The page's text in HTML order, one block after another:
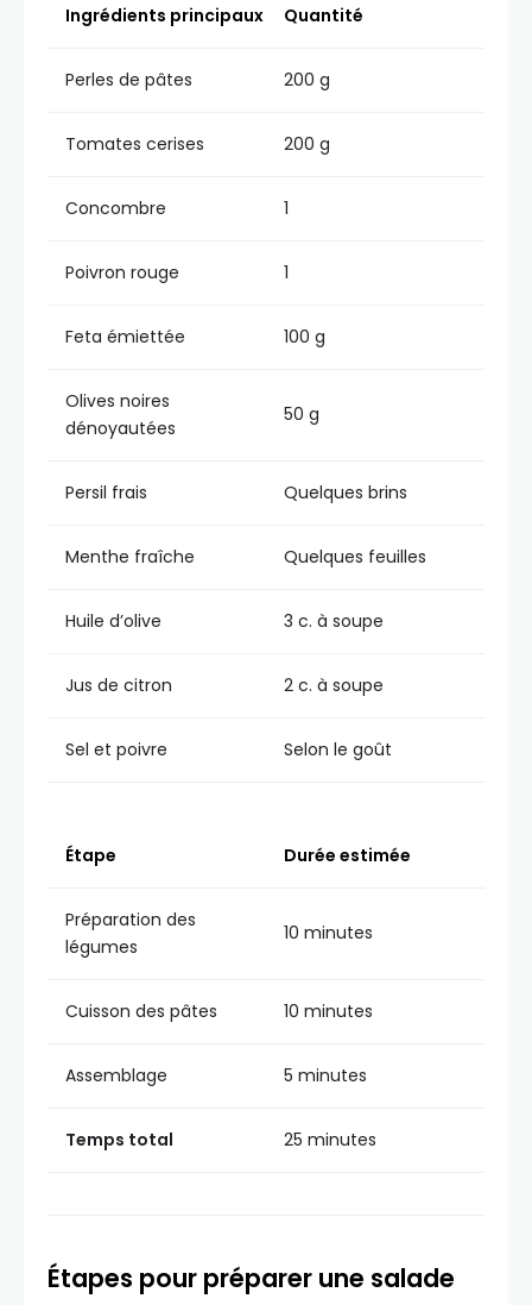
Ingrédients principaux Quantité
Perles de pâtes 200 g
Tomates cerises 200 g
Concombre 1
Poivron rouge 1
Feta émiettée 100 g
Olives noires
dénoyautées
50 g
Persil frais Quelques brins
Menthe fraîche Quelques feuilles
Huile d’olive 3 c. à soupe
Jus de citron 2 c. à soupe
Sel et poivre Selon le goût
Étape Durée estimée
Préparation des
légumes
10 minutes
Cuisson des pâtes 10 minutes
Assemblage 5 minutes
Temps total 25 minutes
Étapes pour préparer une salade